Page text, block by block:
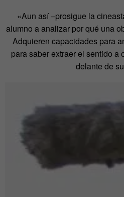
«Aun así –prosigue la
alumno a analizar por qué una
Adquieren capacidades para
para saber extraer el sentido a
delante de